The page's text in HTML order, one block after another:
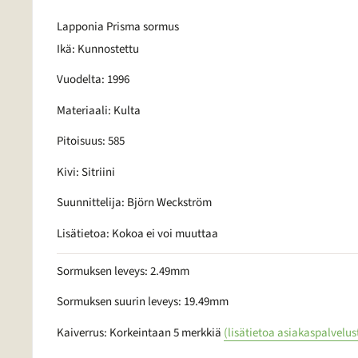
Lapponia Prisma sormus
Ikä: Kunnostettu
Vuodelta: 1996
Materiaali: Kulta
Pitoisuus: 585
Kivi: Sitriini
Suunnittelija: Björn Weckström
Lisätietoa: Kokoa ei voi muuttaa
Sormuksen leveys: 2.49mm
Sormuksen suurin leveys: 19.49mm
Kaiverrus: Korkeintaan 5 merkkiä (lisätietoa